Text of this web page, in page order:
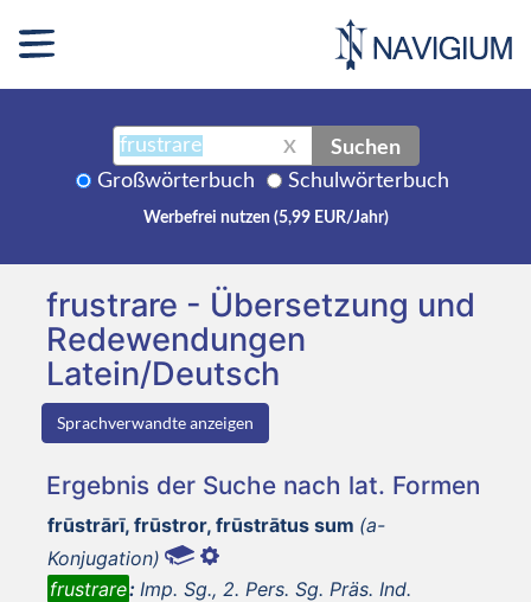
X Suchen
Großwörterbuch Schulwörterbuch
Werbefrei nutzen (5,99 EUR/Jahr)
frustrare - Übersetzung und
Redewendungen
Latein/Deutsch
Sprachverwandte anzeigen
Ergebnis der Suche nach lat. Formen
frūstrārī, frūstror, frūstrātus sum (a-
Konjugation)
frustrare: Imp. Sg., 2. Pers. Sg. Präs. Ind.